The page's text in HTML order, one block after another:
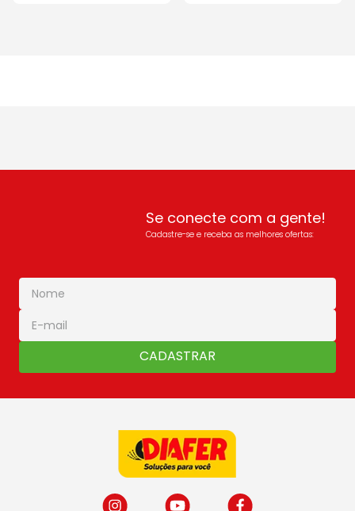
Se conecte com a gente!
Cadastre-se e receba as melhores ofertas:
CADASTRAR